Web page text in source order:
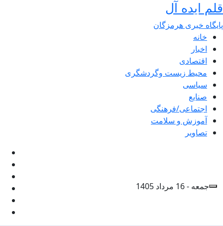
قلم ایده آل
پایگاه خبری هرمزگان
خانه
اخبار
اقتصادی
محیط زیست وگردشگری
سیاسی
صنایع
اجتماعی/فرهنگی
آموزش و سلامت
تصاویر
جمعه - 16 مرداد 1405